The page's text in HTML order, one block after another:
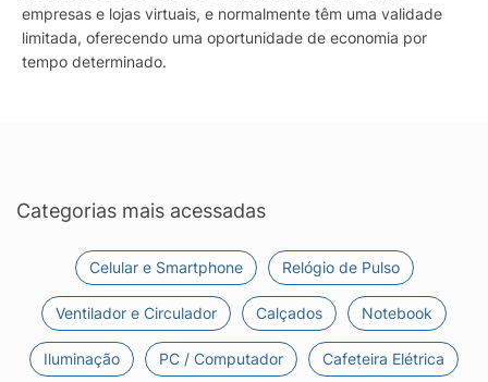
empresas e lojas virtuais, e normalmente têm uma validade
limitada, oferecendo uma oportunidade de economia por
tempo determinado.
Categorias mais acessadas
Celular e Smartphone Relógio de Pulso
Ventilador e Circulador Calçados Notebook
Iluminação PC / Computador Cafeteira Elétrica